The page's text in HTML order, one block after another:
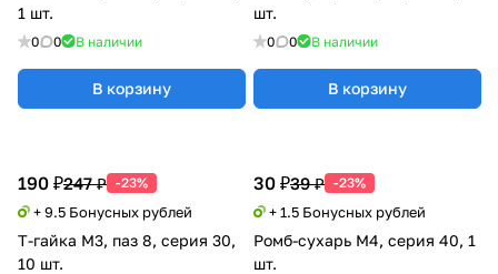
1 шт.
0 0 В наличии
В корзину
шт.
0 0 В наличии
В корзину
30 ₽39 ₽ -23%
+ 1.5 Бонусных рублей
Ромб-сухарь М4, серия 40, 1
шт.
190 ₽247 ₽ -23%
+ 9.5 Бонусных рублей
Т-гайка М3, паз 8, серия 30,
10 шт.